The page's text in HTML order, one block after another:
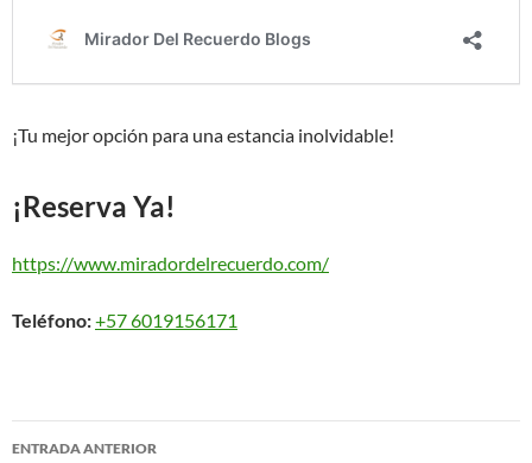
¡Tu mejor opción para una estancia inolvidable!
¡Reserva Ya!
https://www.miradordelrecuerdo.com/
Teléfono:+57 6019156171
Navegación
ENTRADA ANTERIOR